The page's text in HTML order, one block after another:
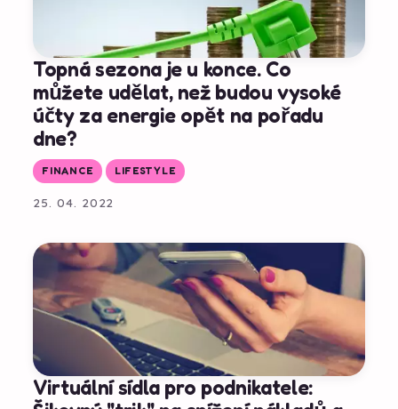
Topná sezona je u konce. Co
můžete udělat, než budou vysoké
účty za energie opět na pořadu
dne?
FINANCE LIFESTYLE
25. 04. 2022
Virtuální sídla pro podnikatele: